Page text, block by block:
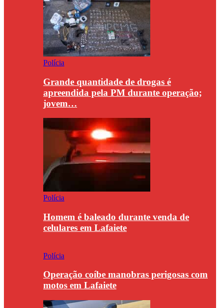
Polícia
Grande quantidade de drogas é
apreendida pela PM durante operação;
jovem…
Polícia
Homem é baleado durante venda de
celulares em Lafaiete
Polícia
Operação coíbe manobras perigosas com
motos em Lafaiete